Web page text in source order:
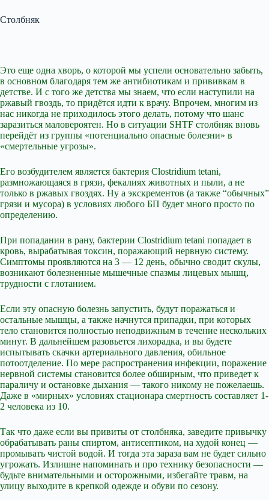
Столбняк
Это еще одна хворь, о которой мы успели основательно забыть,
в основном благодаря тем же антибиотикам и прививкам в
детстве. И с того же детства мы знаем, что если наступили на
ржавый гвоздь, то придётся идти к врачу. Впрочем, многим из
нас никогда не приходилось этого делать, потому что шанс
заразиться маловероятен. Но в ситуации SHTF столбняк вновь
перейдёт из группы «потенциально опасные болезни» в
«смертельные угрозы».
Его возбудителем является бактерия Clostridium tetani,
размножающаяся в грязи, фекалиях животных и пыли, а не
только в ржавых гвоздях. Ну а экскрементов (а также “обычных”
грязи и мусора) в условиях любого БП будет много просто по
определению.
При попадании в рану, бактерии Clostridium tetani попадает в
кровь, вырабатывая токсин, поражающий нервную систему.
Симптомы проявляются на 3 — 12 день, обычно сводит скулы,
возникают болезненные мышечные спазмы лицевых мышц,
трудности с глотанием.
Если эту опасную болезнь запустить, будут поражаться и
остальные мышцы, а также начнутся припадки, при которых
тело становится полностью неподвижным в течение нескольких
минут. В дальнейшем разовьется лихорадка, и вы будете
испытывать скачки артериального давления, обильное
потоотделение. По мере распространения инфекции, поражение
нервной системы становится более обширным, что приведет к
параличу и остановке дыхания — такого никому не пожелаешь.
Даже в «мирных» условиях стационара смертность составляет 1-
2 человека из 10.
Так что даже если вы привиты от столбняка, заведите привычку
обрабатывать раны спиртом, антисептиком, на худой конец —
промывать чистой водой. И тогда эта зараза вам не будет сильно
угрожать. Излишне напоминать и про технику безопасности —
будьте внимательными и осторожными, избегайте травм, на
улицу выходите в крепкой одежде и обуви по сезону.